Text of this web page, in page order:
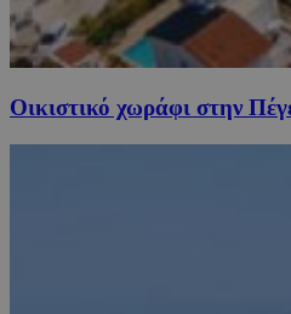
Οικιστικό χωράφι στην